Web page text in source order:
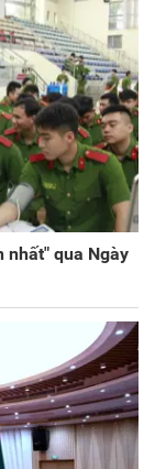
nhất" qua Ngày